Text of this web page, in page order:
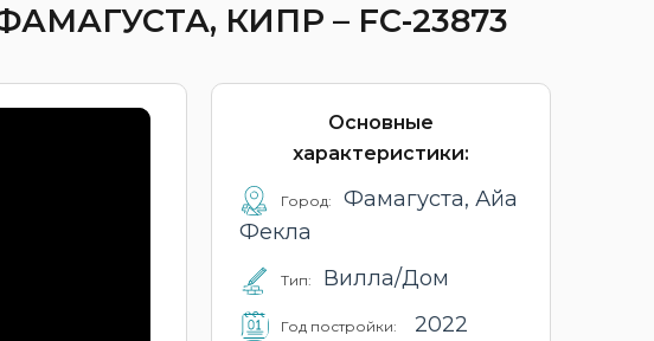
КИПР – FC-23873
Основные
характеристики:
Город:
Фамагуста, Айа
Фекла
Тип: Вилла/Дом
Год постройки: 2022